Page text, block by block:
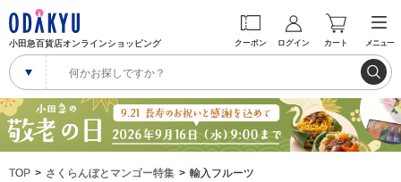
小田急百貨店オンラインショッピング クーポン ログイン カート メニュー
TOP さくらんぼとマンゴー特集 輸入フルーツ